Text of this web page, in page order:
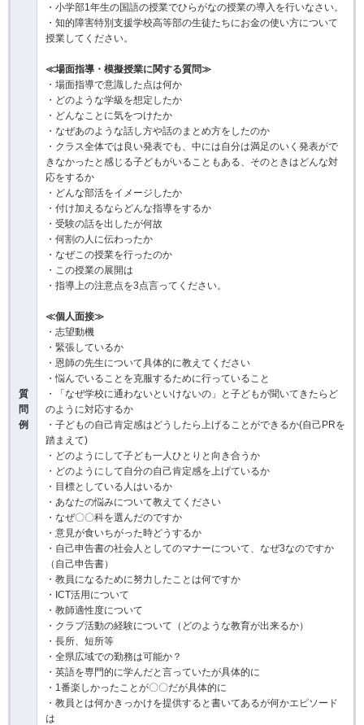
質
問
例
・小学部1年生の国語の授業でひらがなの授業の導入を行いなさい。
・知的障害特別支援学校高等部の生徒たちにお金の使い方について
授業してください。
≪場面指導・模擬授業に関する質問≫
・場面指導で意識した点は何か
・どのような学級を想定したか
・どんなことに気をつけたか
・なぜあのような話し方や話のまとめ方をしたのか
・クラス全体では良い発表でも、中には自分は満足のいく発表がで
きなかったと感じる子どもがいることもある、そのときはどんな対
応をするか
・どんな部活をイメージしたか
・付け加えるならどんな指導をするか
・受験の話を出したが何故
・何割の人に伝わったか
・なぜこの授業を行ったのか
・この授業の展開は
・指導上の注意点を3点言ってください。
≪個人面接≫
・志望動機
・緊張しているか
・恩師の先生について具体的に教えてください
・悩んでいることを克服するために行っていること
・「なぜ学校に通わないといけないの」と子どもが聞いてきたらど
のように対応するか
・子どもの自己肯定感はどうしたら上げることができるか(自己PRを
踏まえて)
・どのようにして子ども一人ひとりと向き合うか
・どのようにして自分の自己肯定感を上げているか
・目標としている人はいるか
・あなたの悩みについて教えてください
・なぜ〇〇科を選んだのですか
・意見が食いちがった時どうするか
・自己申告書の社会人としてのマナーについて、なぜ3なのですか
（自己申告書）
・教員になるために努力したことは何ですか
・ICT活用について
・教師適性度について
・クラブ活動の経験について（どのような教育が出来るか）
・長所、短所等
・全県広域での勤務は可能か？
・英語を専門的に学んだと言っていたが具体的に
・1番楽しかったことが〇〇だが具体的に
・教員とは何かきっかけを提供すると書いてあるが何かエピソード
は